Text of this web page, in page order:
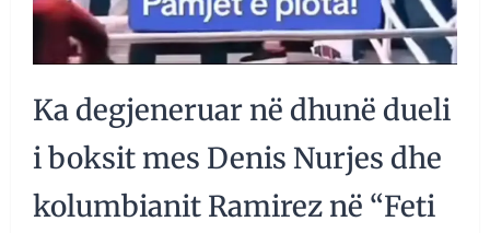
Ka degjeneruar në dhunë dueli
i boksit mes Denis Nurjes dhe
kolumbianit Ramirez në “Feti